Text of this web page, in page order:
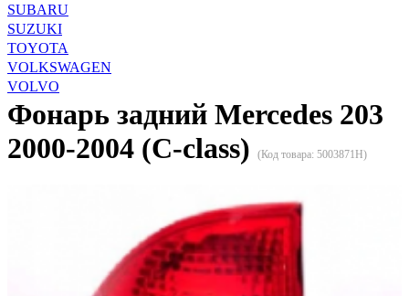
SUBARU
SUZUKI
TOYOTA
VOLKSWAGEN
VOLVO
Фонарь задний Mercedes 203
2000-2004 (С-class)
(Код товара: 5003871H)